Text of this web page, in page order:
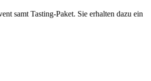
samt Tasting-Paket. Sie erhalten dazu ein